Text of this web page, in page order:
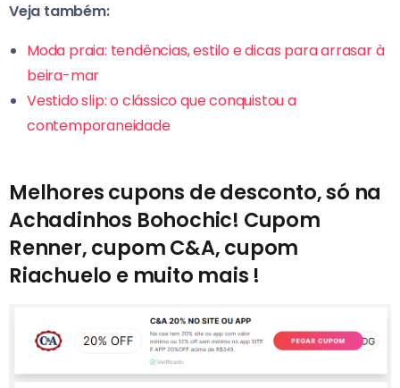
Veja também:
Moda praia: tendências, estilo e dicas para arrasar à
beira-mar
Vestido slip: o clássico que conquistou a
contemporaneidade
Melhores cupons de desconto, só na
Achadinhos Bohochic! Cupom
Renner, cupom C&A, cupom
Riachuelo e muito mais !